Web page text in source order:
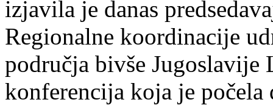
izjavila je danas
Regionalne koordinacije
područja bivše
konferencija koja je počela